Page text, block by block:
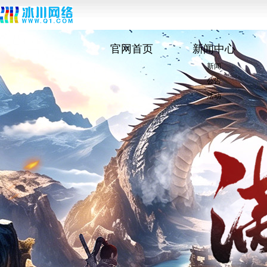
官网首页 新闻中心
新闻
公告
活动